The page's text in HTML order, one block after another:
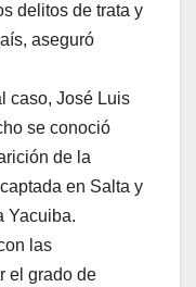
delitos de trata y
aseguró
caso, José Luis
se conoció
de la
en Salta y
Yacuiba.
las
el grado de